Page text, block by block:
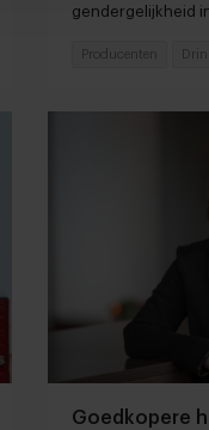
gendergelijkheid
Producenten
Goedkopere